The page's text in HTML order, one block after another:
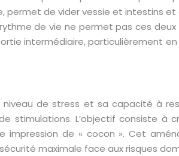
permet de vider vessie et intestins et
de vie ne permet pas ces
intermédiaire, particulièrement
de stress et sa capacité à
stimulations. L’objectif consiste à
impression de « cocon ». Cet
maximale face aux risques